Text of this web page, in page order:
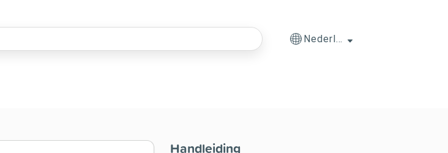
Nederlands
Handleiding